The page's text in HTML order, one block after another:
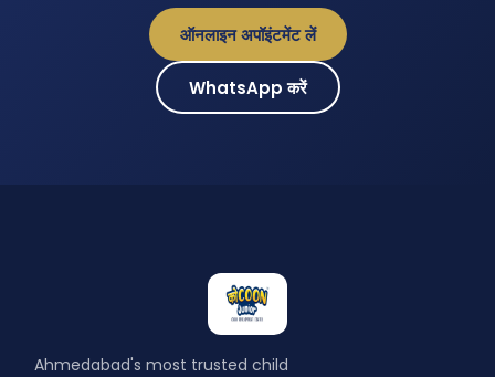
ऑनलाइन अपॉइंटमेंट लें
WhatsApp करें
Ahmedabad's most trusted child